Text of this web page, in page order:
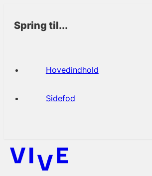
Spring til...
Hovedindhold
Sidefod